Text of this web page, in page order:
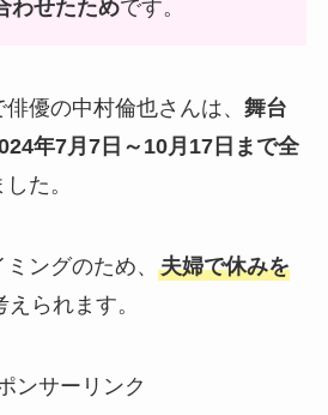
わせたためです。
優の中村倫也さんは、 舞台
年7月7日～10月17日まで全
た。
ングのため、 夫婦で休みを
えられます。
ンサーリンク